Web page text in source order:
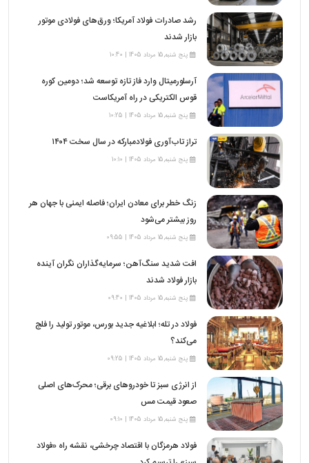
رشد صادرات فولاد آمریکا؛ ورق‌های فولادی موتور
بازار شدند
پنج شنبه,15 مرداد 1405 | 10:40
آرسلورمیتال وارد فاز تازه توسعه شد؛ دومین کوره
قوس الکتریکی در راه آمریکاست
پنج شنبه,15 مرداد 1405 | 10:25
تراز تاب‌آوری فولادمبارکه در سال سخت ۱۴۰۴
پنج شنبه,15 مرداد 1405 | 10:10
زنگ خطر برای معادن ایران؛ فاصله ایمنی با جهان هر
روز بیشتر می‌شود
پنج شنبه,15 مرداد 1405 | 09:55
افت شدید سنگ‌آهن؛ سرمایه‌گذاران نگران آینده
بازار فولاد شدند
پنج شنبه,15 مرداد 1405 | 09:40
فولاد در تله؛ ابلاغیه جدید بورس، موتور تولید را فلج
می‌کند؟
پنج شنبه,15 مرداد 1405 | 09:25
از انرژی سبز تا خودروهای برقی؛ محرک‌های اصلی
صعود قیمت مس
پنج شنبه,15 مرداد 1405 | 09:10
فولاد هرمزگان با اقتصاد چرخشی، نقشه راه «فولاد